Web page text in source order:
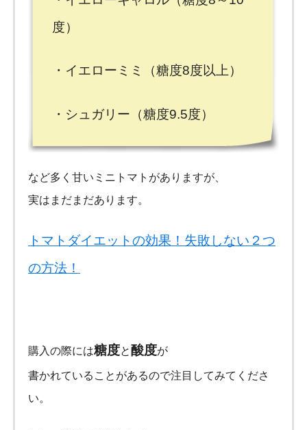
度）
・イエローミミ（糖度8度以上）
・シュガリー（糖度9.5度）
など多く甘いミニトマトがありますが、
実はまだまだあります。
トマトダイエットの効果！失敗しない２つ
の方法！
購入の際には糖度と酸度が
書かれていることがあるので注目してみてくださ
い。